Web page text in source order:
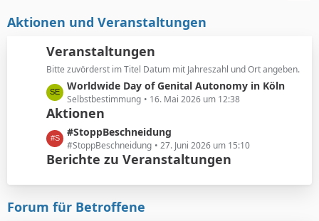
Aktionen und Veranstaltungen
Veranstaltungen
Bitte zuvörderst im Titel Datum mit Jahreszahl und Ort angeben.
L
e
t
z
t
e
e
t
Worldwide Day of Genital Autonomy in Köln
Selbstbestimmung 16. Mai 2026 um 12:38
Aktionen
L
e
t
t
e
#StoppBeschneidung
#StoppBeschneidung 27. Juni 2026 um 15:10
Berichte zu Veranstaltungen
Forum für Betroffene